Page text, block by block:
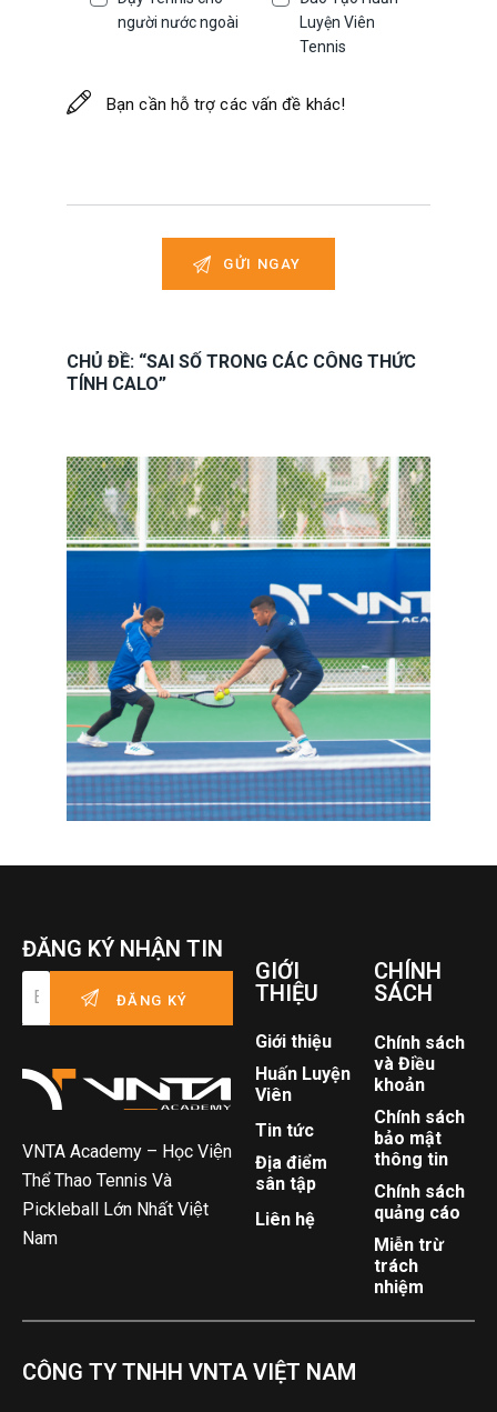
người nước ngoài
Luyện Viên
Tennis
CHỦ ĐỀ: “SAI SỐ TRONG CÁC CÔNG THỨC
TÍNH CALO”
ĐĂNG KÝ NHẬN TIN
VNTA Academy – Học Viện
Thể Thao Tennis Và
Pickleball Lớn Nhất Việt
Nam
GIỚI
THIỆU
Giới thiệu
Huấn Luyện
Viên
Tin tức
Địa điểm
sân tập
Liên hệ
CHÍNH
SÁCH
Chính sách
và Điều
khoản
Chính sách
bảo mật
thông tin
Chính sách
quảng cáo
Miễn trừ
trách
nhiệm
CÔNG TY TNHH VNTA VIỆT NAM